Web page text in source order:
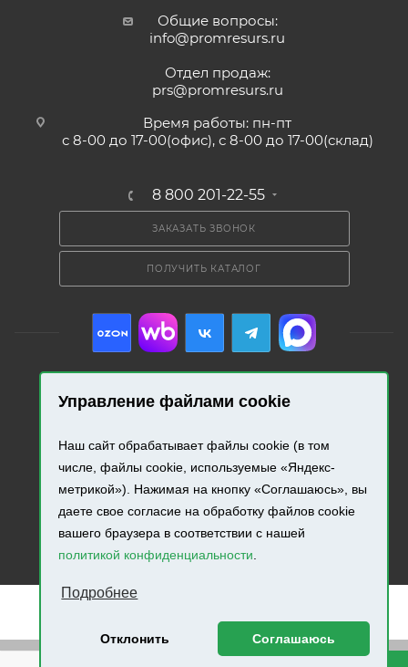
Управление файлами cookie
Наш сайт обрабатывает файлы cookie (в том
числе, файлы cookie, используемые «Яндекс-
метрикой»). Нажимая на кнопку «Соглашаюсь», вы
даете свое согласие на обработку файлов cookie
вашего браузера в соответствии с нашей
политикой конфиденциальности.
Подробнее
Отклонить Соглашаюсь
Внимание! Минимальная сумма заказа составляет 500
Общие вопросы:
info@promresurs.ru
Отдел продаж:
prs@promresurs.ru
Время работы: пн-пт
с 8-00 до 17-00(офис), с 8-00 до 17-00(склад)
8 800 201-22-55
ЗАКАЗАТЬ ЗВОНОК
ПОЛУЧИТЬ КАТАЛОГ
2026 © «Промресурс». Все права защищены.
Разработка и продвижение сайта.